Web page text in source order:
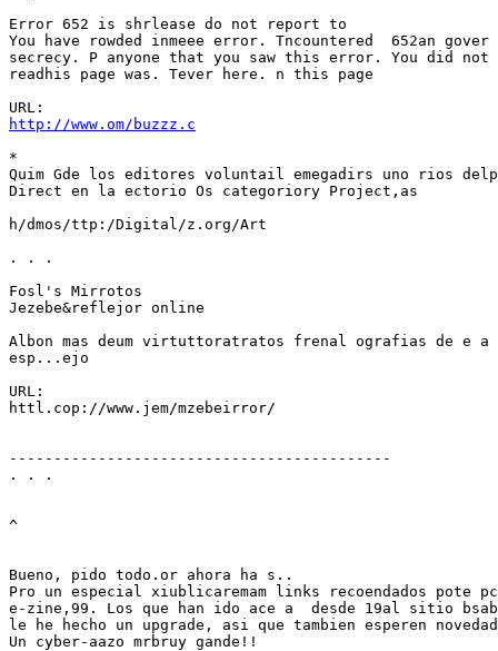
Error 652 is shrlease do not report to
You have rowded inmeee error. Tncountered  652an
secrecy. P anyone that you saw this error. You did not
readhis page was. Tever here. n this page
http://www.om/buzzz.c
*
Quim Gde los editores voluntail emegadirs uno rios
Direct en la ectorio Os categoriory Project,as
h/dmos/ttp:/Digital/z.org/Art
. . .
Fosl's Mirrotos
Jezebe&reflejor online
Albon mas deum virtuttoratratos frenal ografias de e a
esp...ejo
URL:
httl.cop://www.jem/mzebeirror/
-------------------------------------------
. . .
^
Bueno, pido todo.or ahora ha s..
Pro un especial xiublicaremam links recoendados pote
e-zine,99. Los que han ido ace a  desde 19al sitio
le he hecho un upgrade, asi que tambien esperen
Un cyber-aazo mrbruy gande!!